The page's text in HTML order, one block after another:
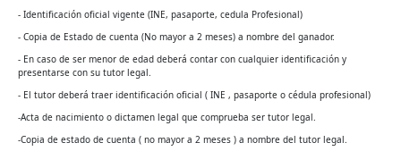
- Identificación oficial vigente (INE, pasaporte, cedula Profesional)
- Copia de Estado de cuenta (No mayor a 2 meses) a nombre del ganador.
- En caso de ser menor de edad deberá contar con cualquier identificación y
presentarse con su tutor legal.
- El tutor deberá traer identificación oficial ( INE , pasaporte o cédula profesional)
-Acta de nacimiento o dictamen legal que comprueba ser tutor legal.
-Copia de estado de cuenta ( no mayor a 2 meses ) a nombre del tutor legal.